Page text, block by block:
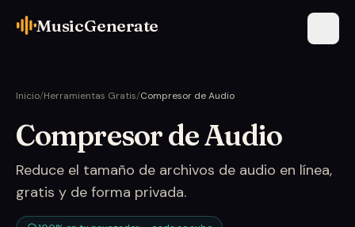
MusicGenerate
Inicio/Herramientas Gratis/Compresor de Audio
Compresor de Audio
Reduce el tamaño de archivos de audio en línea,
gratis y de forma privada.